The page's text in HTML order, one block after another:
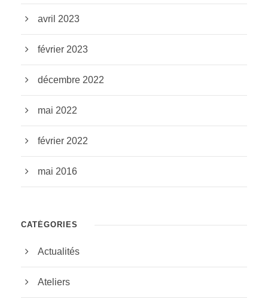
avril 2023
février 2023
décembre 2022
mai 2022
février 2022
mai 2016
CATÉGORIES
Actualités
Ateliers